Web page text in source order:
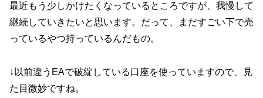
最近もう少しかけたくなっているところですが、我慢して
継続していきたいと思います。だって、まだすごい下で売
っているやつ持っているんだもの。
↓以前違うEAで破綻している口座を使っていますので、見
た目微妙ですね。